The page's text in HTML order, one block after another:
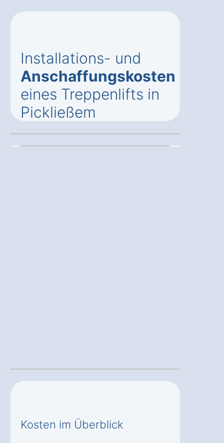
Installations- und
Anschaffungskosten
eines Treppenlifts in
Pickließem
Kosten im Überblick